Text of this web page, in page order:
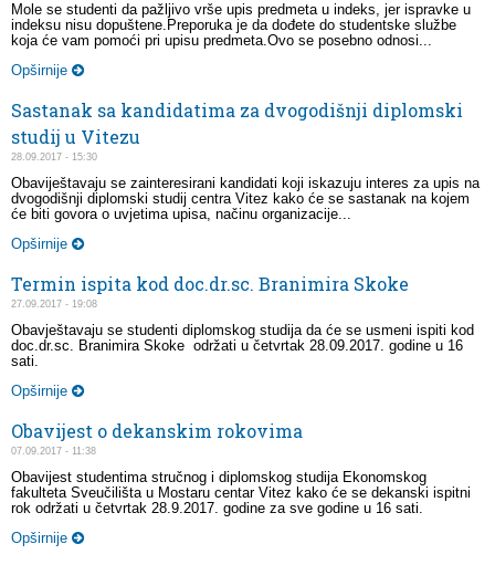
Mole se studenti da pažljivo vrše upis predmeta u indeks, jer ispravke u
indeksu nisu dopuštene.Preporuka je da dođete do studentske službe
koja će vam pomoći pri upisu predmeta.Ovo se posebno odnosi...
Opširnije
Sastanak sa kandidatima za dvogodišnji diplomski
studij u Vitezu
28.09.2017 - 15:30
Obaviještavaju se zainteresirani kandidati koji iskazuju interes za upis na
dvogodišnji diplomski studij centra Vitez kako će se sastanak na kojem
će biti govora o uvjetima upisa, načinu organizacije...
Opširnije
Termin ispita kod doc.dr.sc. Branimira Skoke
27.09.2017 - 19:08
Obavještavaju se studenti diplomskog studija da će se usmeni ispiti kod
doc.dr.sc. Branimira Skoke održati u četvrtak 28.09.2017. godine u 16
sati.
Opširnije
Obavijest o dekanskim rokovima
07.09.2017 - 11:38
Obavijest studentima stručnog i diplomskog studija Ekonomskog
fakulteta Sveučilišta u Mostaru centar Vitez kako će se dekanski ispitni
rok održati u četvrtak 28.9.2017. godine za sve godine u 16 sati.
Opširnije